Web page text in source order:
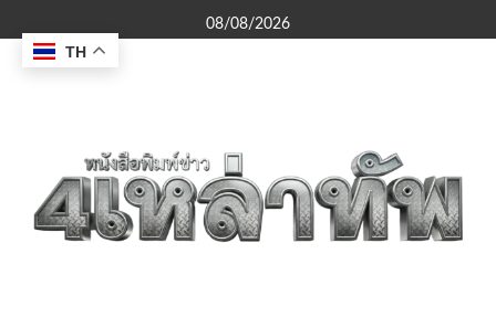
to
content
08/08/2026
TH